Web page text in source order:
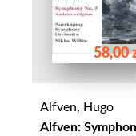
58,00
Alfven, Hugo
Alfven: